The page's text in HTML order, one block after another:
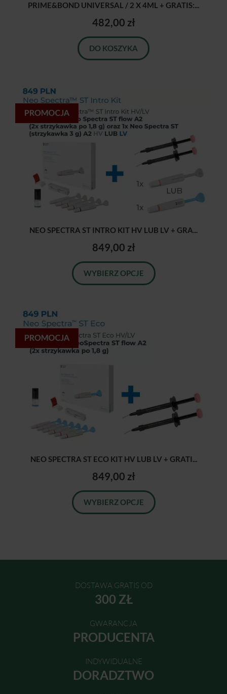
PRIME&BOND UNIVERSAL / 2 X 4ML + GRATIS:...
482,00 zł
DO KOSZYKA
NEO SPECTRA ST INTRO KIT HV LUB LV + GRA...
849,00 zł
WYBIERZ OPCJE
NEO SPECTRA ST ECO KIT HV LUB LV + GRATI...
849,00 zł
WYBIERZ OPCJE
DOSTAWA GRATIS OD
300 ZŁ
GWARANCJA
PRODUCENTA
INDYWIDUALNE
DORADZTWO